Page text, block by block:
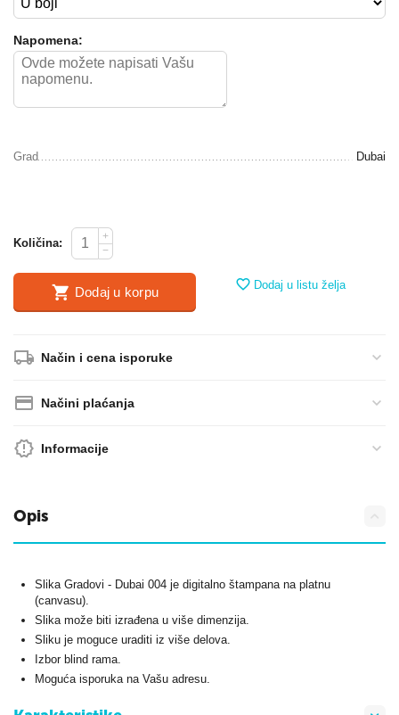
Napomena:
Grad Dubai
Količina:
+
−
Dodaj u korpu Dodaj u listu želja
Način i cena isporuke
Načini plaćanja
Informacije
Opis
Slika Gradovi - Dubai 004 je digitalno štampana na platnu
(canvasu).
Slika može biti izrađena u više dimenzija.
Sliku je moguce uraditi iz više delova.
Izbor blind rama.
Moguća isporuka na Vašu adresu.